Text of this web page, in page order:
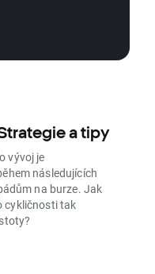
cílených
položit
změnám na
a tipy
vývoj je
následujících
na burze. Jak
cykličnosti tak